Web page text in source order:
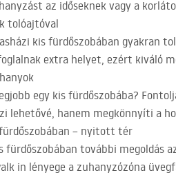
az időseknek vagy a
tolóajtóval
kis fürdőszobában gyakran
extra helyet, ezért kiváló
egy kis fürdőszobába?
lehetővé, hanem megkönnyíti a
– nyitott tér
fürdőszobában további megoldás
in lényege a zuhanyzózóna